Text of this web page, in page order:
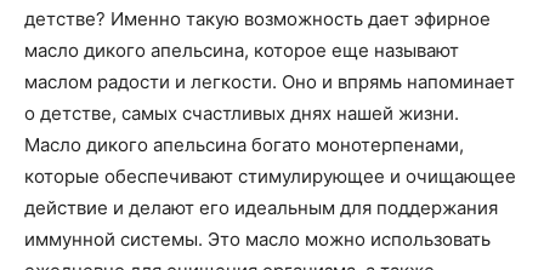
детстве? Именно такую возможность дает эфирное
масло дикого апельсина, которое еще называют
маслом радости и легкости. Оно и впрямь напоминает
о детстве, самых счастливых днях нашей жизни.
Масло дикого апельсина богато монотерпенами,
которые обеспечивают стимулирующее и очищающее
действие и делают его идеальным для поддержания
иммунной системы. Это масло можно использовать